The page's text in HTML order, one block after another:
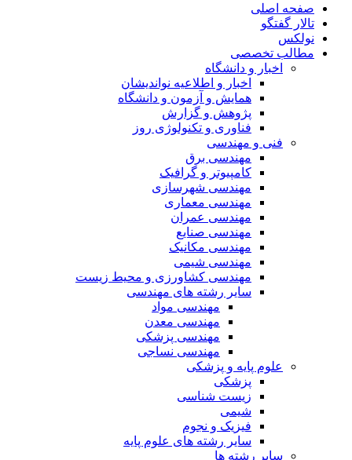
صفحه اصلی
تالار گفتگو
نولکس
مطالب تخصصی
اخبار و دانشگاه
اخبار و اطلاعیه نواندیشان
همایش و آزمون و دانشگاه
پژوهش و گزارش
فناوری و تکنولوژی روز
فنی و مهندسی
مهندسی برق
کامپیوتر و گرافیک
مهندسی شهرسازی
مهندسی معماری
مهندسی عمران
مهندسی صنایع
مهندسی مکانیک
مهندسی شیمی
مهندسی کشاورزی و محیط زیست
سایر رشته های مهندسی
مهندسی مواد
مهندسی معدن
مهندسی پزشکی
مهندسی نساجی
علوم پایه و پزشکی
پزشکی
زیست شناسی
شیمی
فیزیک و نجوم
سایر رشته های علوم پایه
سایر رشته ها